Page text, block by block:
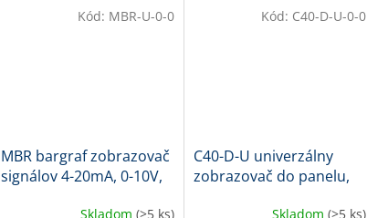
MBR bargraf zobrazovač
signálov 4-20mA, 0-10V,
Skladom (>5 ks)
Kód: MBR-U-0-0
C40-D-U univerzálny
zobrazovač do panelu,
Skladom(>5 ks)
Kód: C40-D-U-0-0